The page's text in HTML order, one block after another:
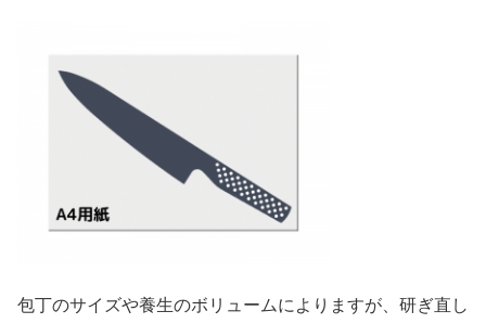
包丁のサイズや養生のボリュームによりますが、研ぎ直し